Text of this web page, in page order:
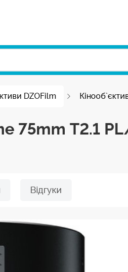
DZOFilm
75mm T2.1
Відгуки